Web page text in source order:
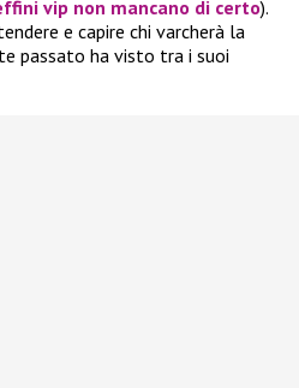
vip non mancano di certo).
e capire chi varcherà la
passato ha visto tra i suoi